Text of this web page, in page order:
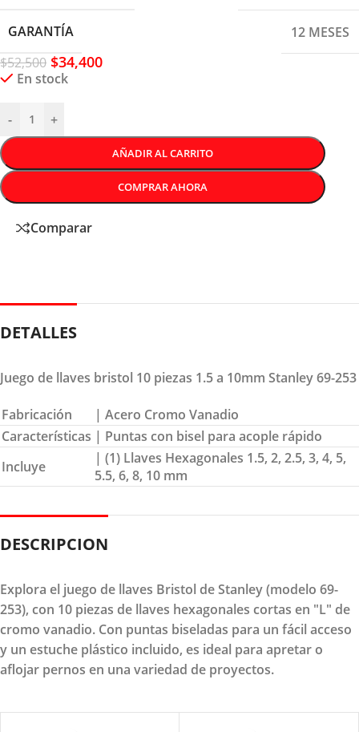
GARANTÍA
12 MESES
$52,500 $34,400
En stock
- +
AÑADIR AL CARRITO
COMPRAR AHORA
Comparar
DETALLES
Juego de llaves bristol 10 piezas 1.5 a 10mm Stanley 69-253
Fabricación
| Acero Cromo Vanadio
Características | Puntas con bisel para acople rápido
Incluye
| (1) Llaves Hexagonales 1.5, 2, 2.5, 3, 4, 5,
5.5, 6, 8, 10 mm
DESCRIPCION
Explora el juego de llaves Bristol de Stanley (modelo 69-
253), con 10 piezas de llaves hexagonales cortas en "L" de
cromo vanadio. Con puntas biseladas para un fácil acceso
y un estuche plástico incluido, es ideal para apretar o
aflojar pernos en una variedad de proyectos.